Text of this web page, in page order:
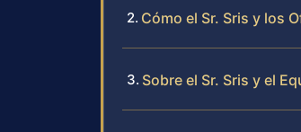
Cómo el Sr. Sris y los
Sobre el Sr. Sris y el